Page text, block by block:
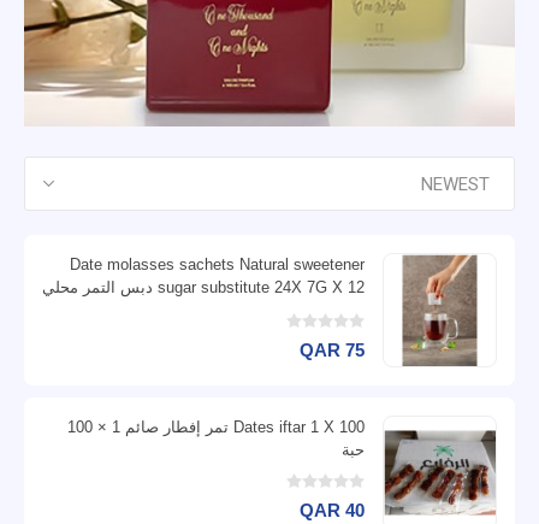
Date molasses sachets Natural sweetener
sugar substitute 24X 7G X 12 دبس التمر محلي
طبيعي بديل السكر
QAR 75
Dates iftar 1 X 100 تمر إفطار صائم 1 × 100
حبة
QAR 40